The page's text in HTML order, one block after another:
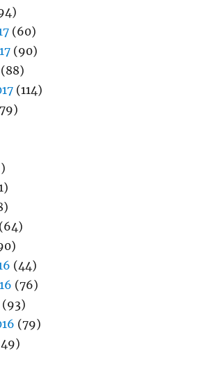
(60)
(90)
(88)
(114)
(64)
(44)
(76)
(93)
(79)